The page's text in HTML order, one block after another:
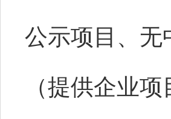
公示项目、无
（提供企业